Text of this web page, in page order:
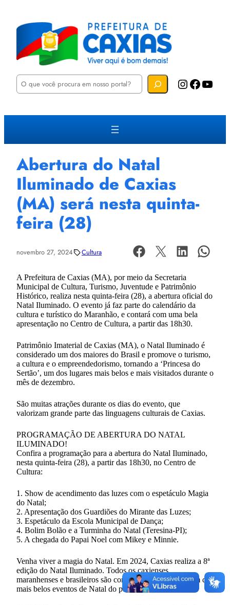
P
u
a
Instagram Facebook YouTube
Abertura do Natal
Iluminado de Caxias
(MA) será nesta quinta-
feira (28)
novembro 27, 2024 Cultura
A Prefeitura de Caxias (MA), por meio da Secretaria
Municipal de Cultura, Turismo, Juventude e Patrimônio
Histórico, realiza nesta quinta-feira (28), a abertura oficial do
Natal Iluminado. O evento já faz parte do calendário da
cultura e turístico do Maranhão, e contará com uma bela
apresentação no Centro de Cultura, a partir das 18h30.
Patrimônio Imaterial de Caxias (MA), o Natal Iluminado é
considerado um dos maiores do Brasil e promove o turismo,
a cultura e o empreendedorismo, tornando a ‘Princesa do
Sertão’, um dos lugares mais belos e mais visitados durante o
mês de dezembro.
São muitas atrações durante os dias do evento, que
valorizam grande parte das linguagens culturais de Caxias.
PROGRAMAÇÃO DE ABERTURA DO NATAL
ILUMINADO!
Confira a programação para a abertura do Natal Iluminado,
nesta quinta-feira (28), a partir das 18h30, no Centro de
Cultura:
1. Show de acendimento das luzes com o espetáculo Magia
do Natal;
2. Apresentação dos Guardiões do Mirante das Luzes;
3. Espetáculo da Escola Municipal de Dança;
4. Bolim Bolão e a Turminha do Natal (Teresina-PI);
5. A chegada do Papai Noel com Mikey e Minnie.
Venha viver a magia do Natal. Em 2024, Caxias realiza a 8ª
edição do Natal Iluminado. Todos os caxienses,
maranhenses e brasileiros são convidados a prestigiar um dos
mais belos eventos de Natal do país.